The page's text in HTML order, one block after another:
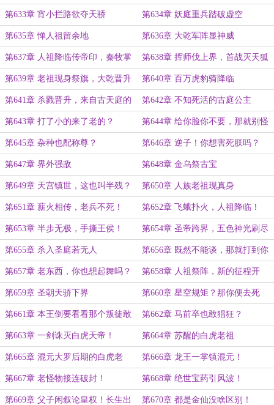
一切
第633章 宵小拦路欲夺天骄 第634章 妖庭重兵踏破虚空
第635章 惮人祖留余地 第636章 大乾军阵显神威
第637章 人祖降临传帝印，秦牧掌
人族
第638章 挥师伐上界，首战灭天狐
第639章 老祖现身祭旗，大乾晋升
天朝！
第640章 百万虎豹骑降临
第641章 杀戮晋升，来自古天庭的
问罪！
第642章 不知死活的古庭公主
第643章 打了小的来了老的？ 第644章 给你脸你不要，那就别怪
朕心狠手辣
第645章 杂种也配称尊？ 第646章 逆子！你想害死朕吗？
第647章 界外强敌 第648章 金乌祭古宝
第649章 天宫镇世，这也叫半残？ 第650章 人族老祖现真身
第651章 薪火相传，老兵不死！ 第652章 飞蛾扑火，人祖降临！
第653章 半步无极，手撕王侯！ 第654章 圣帝跨界，五色神光刷尽
万物！
第655章 杀入圣庭若无人 第656章 既然不能谈，那就打到你
服为止！
第657章 老东西，你也想起舞吗？
送你上路！
第658章 人祖祭阵，新的征程开
启！
第659章 圣朝天骄下界 第660章 星空规矩？那你便去死
吧！
第661章 本王倒要看看那个叛徒敢
不敢来！
第662章 马前卒也敢猖狂？
第663章 一剑诛灭白虎天帝！ 第664章 苏醒的白虎老祖
第665章 混元大罗后期的白虎老
祖！
第666章 龙王一掌镇混元！
第667章 老怪物接连破封！ 第668章 绝世宝药引风波！
第669章 父子闲叙论皇权！长生出 第670章 都是金仙没啥区别！